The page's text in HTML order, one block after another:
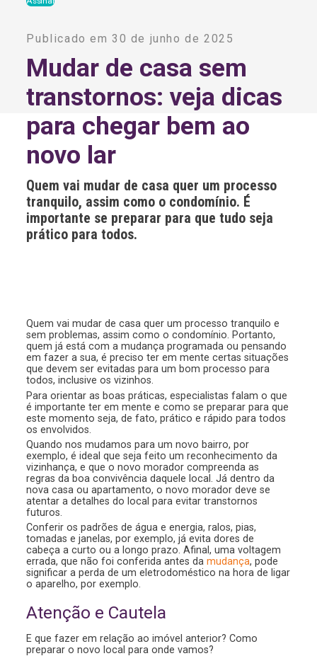
t
n
a
t
v
e
:
Publicado em 30 de junho de 2025
Mudar de casa sem
transtornos: veja dicas
para chegar bem ao
novo lar
Quem vai mudar de casa quer um processo
tranquilo, assim como o condomínio. É
importante se preparar para que tudo seja
prático para todos.
Quem vai mudar de casa quer um processo tranquilo e
sem problemas, assim como o condomínio. Portanto,
quem já está com a mudança programada ou pensando
em fazer a sua, é preciso ter em mente certas situações
que devem ser evitadas para um bom processo para
todos, inclusive os vizinhos.
Para orientar as boas práticas, especialistas falam o que
é importante ter em mente e como se preparar para que
este momento seja, de fato, prático e rápido para todos
os envolvidos.
Quando nos mudamos para um novo bairro, por
exemplo, é ideal que seja feito um reconhecimento da
vizinhança, e que o novo morador compreenda as
regras da boa convivência daquele local. Já dentro da
nova casa ou apartamento, o novo morador deve se
atentar a detalhes do local para evitar transtornos
futuros.
Conferir os padrões de água e energia, ralos, pias,
tomadas e janelas, por exemplo, já evita dores de
cabeça a curto ou a longo prazo. Afinal, uma voltagem
errada, que não foi conferida antes damudança, pode
significar a perda de um eletrodoméstico na hora de ligar
o aparelho, por exemplo.
Atenção e Cautela
E que fazer em relação ao imóvel anterior? Como
preparar o novo local para onde vamos?